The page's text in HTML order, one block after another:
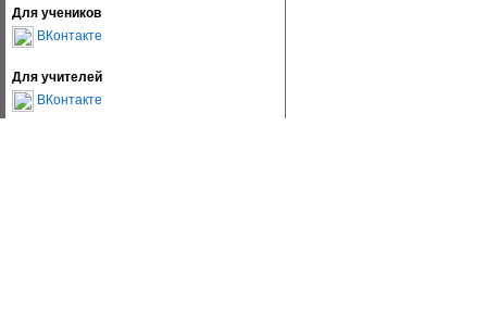
Для учеников
ВКонтакте
Для учителей
ВКонтакте